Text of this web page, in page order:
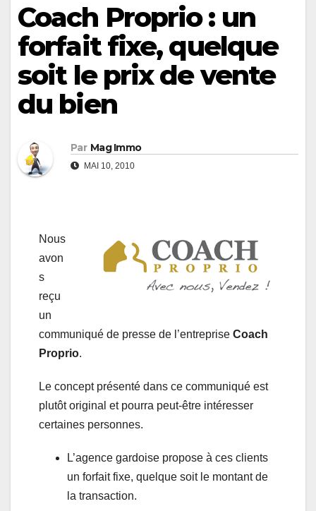
Coach Proprio : un
forfait fixe, quelque
soit le prix de vente
du bien
Par Mag Immo
MAI 10, 2010
Nous
avon
s
reçu
un
communiqué de presse de l’entreprise Coach
Proprio.
Le concept présenté dans ce communiqué est
plutôt original et pourra peut-être intéresser
certaines personnes.
L’agence gardoise propose à ces clients
un forfait fixe, quelque soit le montant de
la transaction.